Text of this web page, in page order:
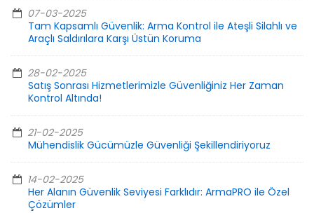
07-03-2025
Tam Kapsamlı Güvenlik: Arma Kontrol ile Ateşli Silahlı ve
Araçlı Saldırılara Karşı Üstün Koruma
28-02-2025
Satış Sonrası Hizmetlerimizle Güvenliğiniz Her Zaman
Kontrol Altında!
21-02-2025
Mühendislik Gücümüzle Güvenliği Şekillendiriyoruz
14-02-2025
Her Alanın Güvenlik Seviyesi Farklıdır: ArmaPRO ile Özel
Çözümler